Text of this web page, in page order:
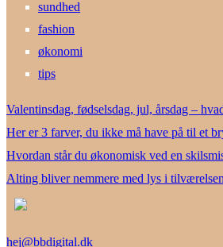
sundhed
fashion
økonomi
tips
Valentinsdag, fødselsdag, jul, årsdag –
Her er 3 farver, du ikke må have på til et
Hvordan står du økonomisk ved en
Alting bliver nemmere med lys i tilværelsen
hej@bbdigital.dk